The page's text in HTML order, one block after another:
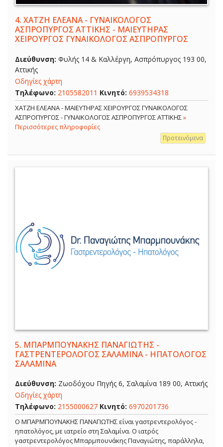
4. ΧΑΤΖΗ ΕΛΕΑΝΑ - ΓΥΝΑΙΚΟΛΟΓΟΣ
ΑΣΠΡΟΠΥΡΓΟΣ ΑΤΤΙΚΗΣ - ΜΑΙΕΥΤΗΡΑΣ
ΧΕΙΡΟΥΡΓΟΣ ΓΥΝΑΙΚΟΛΟΓΟΣ ΑΣΠΡΟΠΥΡΓΟΣ
Διεύθυνση: Φυλής 14 & Καλλέργη, Ασπρόπυργος 193 00,
Αττικής
Οδηγίες χάρτη
Τηλέφωνο: 2105582011 Κινητό: 6939534318
ΧΑΤΖΗ ΕΛΕΑΝΑ - ΜΑΙΕΥΤΗΡΑΣ ΧΕΙΡΟΥΡΓΟΣ ΓΥΝΑΙΚΟΛΟΓΟΣ
ΑΣΠΡΟΠΥΡΓΟΣ - ΓΥΝΑΙΚΟΛΟΓΟΣ ΑΣΠΡΟΠΥΡΓΟΣ ΑΤΤΙΚΗΣ»
Περισσότερες πληροφορίες
Προτεινόμενα
5. ΜΠΑΡΜΠΟΥΝΑΚΗΣ ΠΑΝΑΓΙΩΤΗΣ -
ΓΑΣΤΡΕΝΤΕΡΟΛΟΓΟΣ ΣΑΛΑΜΙΝΑ - ΗΠΑΤΟΛΟΓΟΣ
ΣΑΛΑΜΙΝΑ
Διεύθυνση: Ζωοδόχου Πηγής 6, Σαλαμίνα 189 00, Αττικής
Οδηγίες χάρτη
Τηλέφωνο: 2155000627 Κινητό: 6970201736
Ο ΜΠΑΡΜΠΟΥΝΑΚΗΣ ΠΑΝΑΓΙΩΤΗΣ είναι γαστρεντερολόγος -
ηπατολόγος, με ιατρείο στη Σαλαμίνα. Ο ιατρός
γαστρεντερολόγος Μπαρμπουνάκης Παναγιώτης, παράλληλα,